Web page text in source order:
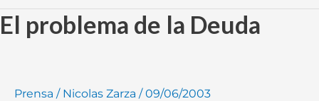
El problema de la Deuda
Prensa / Nicolas Zarza /09/06/2003
El
problema
Deuda